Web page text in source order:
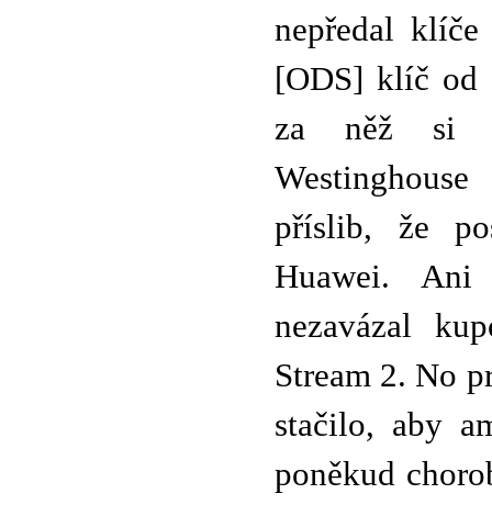
nepředal
[ODS] klíč od
za něž si
příslib, že
Huawei.
nezavázal
Stream 2. No
stačilo, aby
poněkud